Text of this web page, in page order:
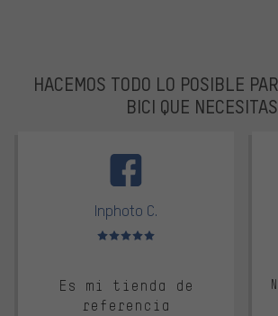
HACEMOS TODO LO POSIBLE
BICI QUE NECESITAS
Inphoto C.
Valoración media: 5 de 5
Es mi tienda de
referencia